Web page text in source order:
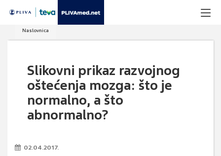
Naslovnica
Slikovni prikaz razvojnog
oštećenja mozga: što je
normalno, a što
abnormalno?
02.04.2017.